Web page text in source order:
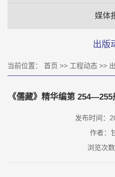
媒体
出版
当前位置： 首页 >> 工程动态 >>
《儒藏》精华编第
发布时间：
作者：
浏览次数